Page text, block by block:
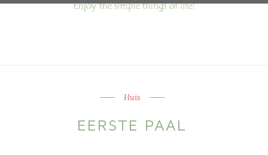
Huis
EERSTE PAAL